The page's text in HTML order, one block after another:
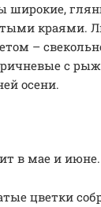
широкие,
краями.
–
с
осени.
в мае и июне.
цветки